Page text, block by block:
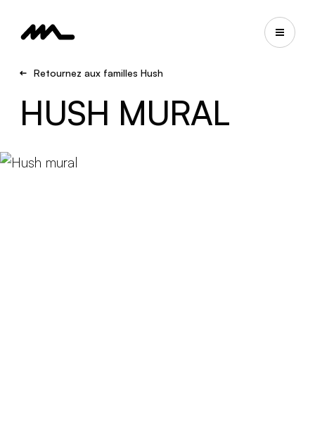
Retournez aux familles Hush
HUSH MURAL